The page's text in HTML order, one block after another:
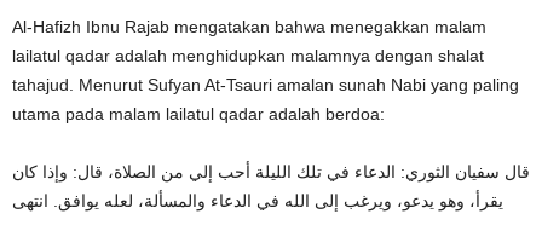
Al-Hafizh Ibnu Rajab mengatakan bahwa menegakkan malam
lailatul qadar adalah menghidupkan malamnya dengan shalat
tahajud. Menurut Sufyan At-Tsauri amalan sunah Nabi yang paling
utama pada malam lailatul qadar adalah berdoa:
قال سفيان الثوري: الدعاء في تلك الليلة أحب إلي من الصلاة، قال: وإذا كان
يقرأ، وهو يدعو، ويرغب إلى الله في الدعاء والمسألة، لعله يوافق. انتهى